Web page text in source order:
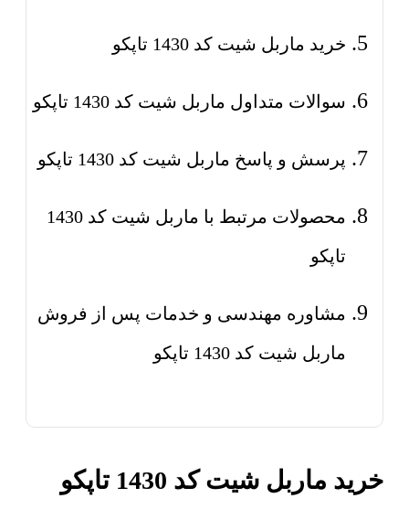
خرید ماربل شیت کد 1430 تاپکو
سوالات متداول ماربل شیت کد 1430 تاپکو
پرسش و پاسخ ماربل شیت کد 1430 تاپکو
محصولات مرتبط با ماربل شیت کد 1430
تاپکو
مشاوره مهندسی و خدمات پس از فروش
ماربل شیت کد 1430 تاپکو
خرید ماربل شیت کد 1430 تاپکو